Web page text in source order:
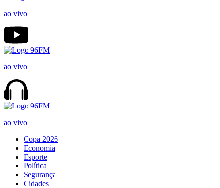
ao vivo
ao vivo
ao vivo
Copa 2026
Economia
Esporte
Política
Segurança
Cidades